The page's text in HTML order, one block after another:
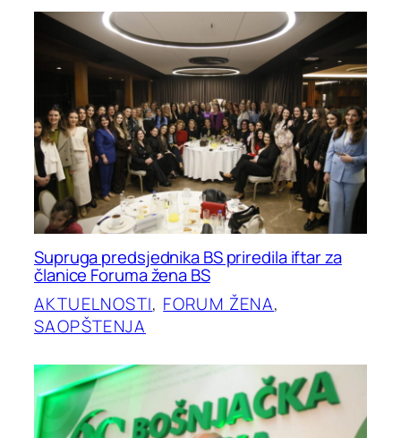
Supruga predsjednika BS priredila iftar za
članice Foruma žena BS
AKTUELNOSTI, FORUM ŽENA
SAOPŠTENJA